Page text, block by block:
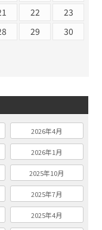
22
23
29
30
2026年4月
2026年1月
2025年10月
2025年7月
2025年4月